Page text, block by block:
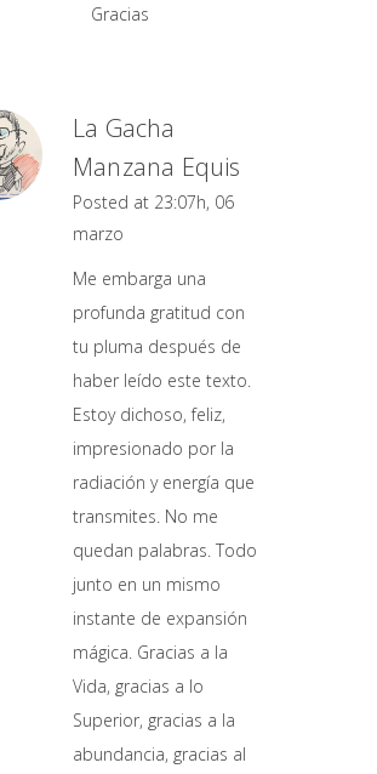
Gracias
La Gacha
Manzana Equis
Posted at 23:07h, 06
marzo
Me embarga una
profunda gratitud con
tu pluma después de
haber leído este texto.
Estoy dichoso, feliz,
impresionado por la
radiación y energía que
transmites. No me
quedan palabras. Todo
junto en un mismo
instante de expansión
mágica. Gracias a la
Vida, gracias a lo
Superior, gracias a la
abundancia, gracias al